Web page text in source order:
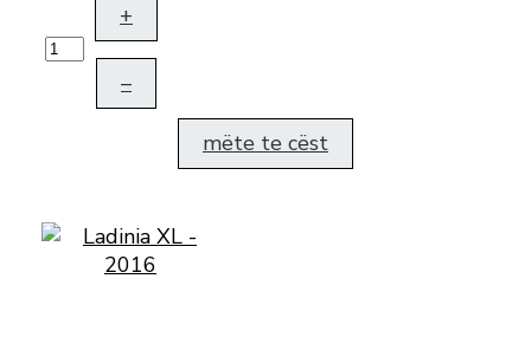
+
–
mëte te cëst